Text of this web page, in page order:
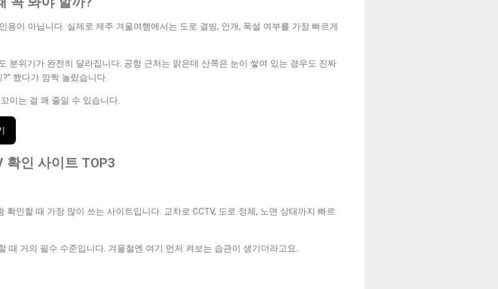
용이 아닙니다. 실제로 제주 겨울여행에서는 도로 결빙, 안개, 폭설 여부를 가장 빠르게
분위기가 완전히 달라집니다. 공항 근처는 맑은데 산쪽은 눈이 쌓여 있는 경우도 진짜
했다가 깜짝 놀랐습니다.
이는 걸 꽤 줄일 수 있습니다.
확인 사이트 TOP3
확인할 때 가장 많이 쓰는 사이트입니다. 교차로 CCTV, 도로 정체, 노면 상태까지 빠르
때 거의 필수 수준입니다. 겨울철엔 여기 먼저 켜보는 습관이 생기더라고요.